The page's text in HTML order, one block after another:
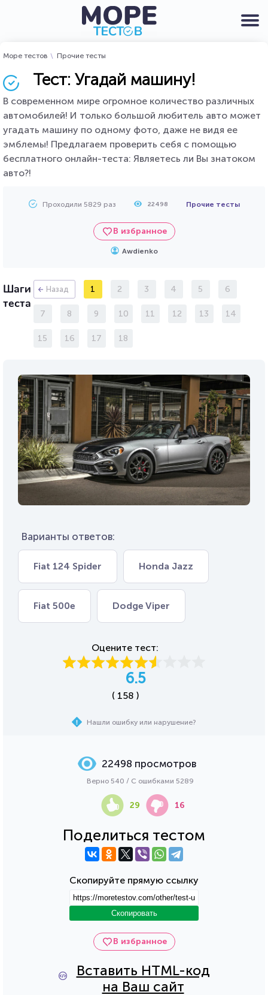
Море тестов Прочие тесты
Тест: Угадай машину!
В современном мире огромное количество различных
автомобилей! И только большой любитель авто может
угадать машину по одному фото, даже не видя ее
эмблемы! Предлагаем проверить себя с помощью
бесплатного онлайн-теста: Являетесь ли Вы знатоком
авто?!
Проходили 5829 раз 22498 Прочие тесты
В избранное
Awdienko
Шаги
теста
Назад 1 2 3 4 5 6
7 8 9 10 11 12 13 14
15 16 17 18
Варианты ответов:
Fiat 124 Spider Honda Jazz
Fiat 500e Dodge Viper
Оцените тест:
6.5
( 158 )
Нашли ошибку или нарушение?
В избранное
Вставить HTML-код
на Ваш сайт
Поделиться тестом
Скопируйте прямую ссылку
Скопировать
22498 просмотров
Верно 540 / С ошибками 5289
29 16